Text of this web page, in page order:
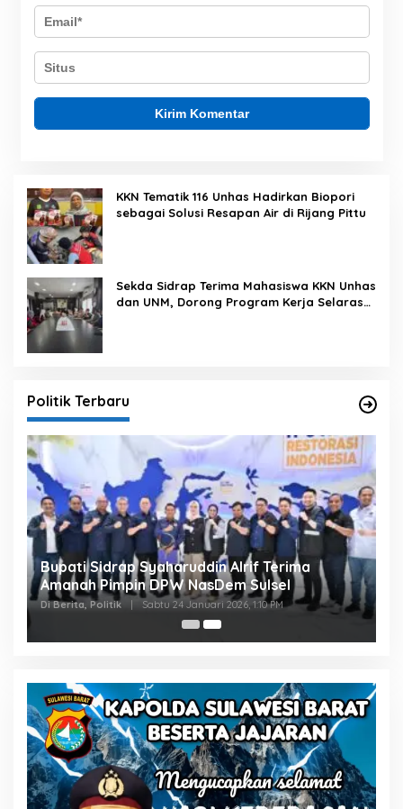
KKN Tematik 116 Unhas Hadirkan Biopori
sebagai Solusi Resapan Air di Rijang Pittu
Sekda Sidrap Terima Mahasiswa KKN Unhas
dan UNM, Dorong Program Kerja Selaras
Politik Terbaru
Bupati Sidrap Syaharuddin Alrif Terima
Amanah Pimpin DPW NasDem Sulsel
Di Berita, Politik Sabtu 24 Januari 2026, 1:10 PM